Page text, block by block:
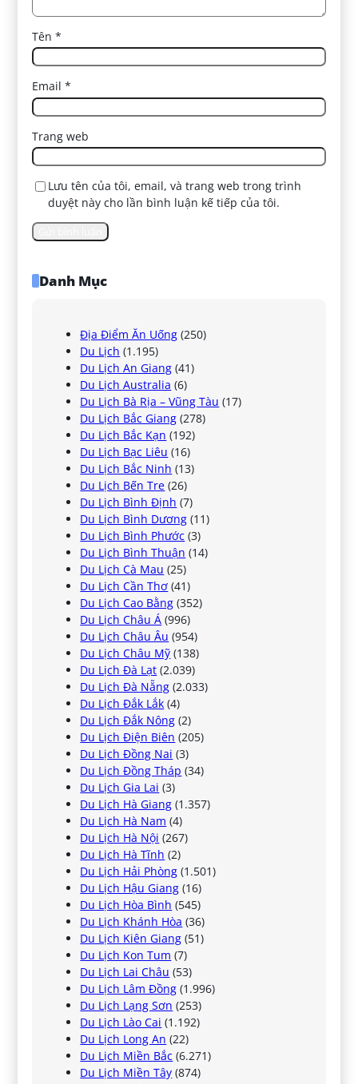
Tên*
Email*
Trang web
Lưu tên của tôi, email, và trang web trong trình
duyệt này cho lần bình luận kế tiếp của tôi.
Danh Mục
Địa Điểm Ăn Uống (250)
Du Lịch (1.195)
Du Lịch An Giang (41)
Du Lịch Australia (6)
Du Lịch Bà Rịa – Vũng Tàu (17)
Du Lịch Bắc Giang (278)
Du Lịch Bắc Kạn (192)
Du Lịch Bạc Liêu (16)
Du Lịch Bắc Ninh (13)
Du Lịch Bến Tre (26)
Du Lịch Bình Định (7)
Du Lịch Bình Dương (11)
Du Lịch Bình Phước (3)
Du Lịch Bình Thuận (14)
Du Lịch Cà Mau (25)
Du Lịch Cần Thơ (41)
Du Lịch Cao Bằng (352)
Du Lịch Châu Á (996)
Du Lịch Châu Âu (954)
Du Lịch Châu Mỹ (138)
Du Lịch Đà Lạt (2.039)
Du Lịch Đà Nẵng (2.033)
Du Lịch Đắk Lắk (4)
Du Lịch Đắk Nông (2)
Du Lịch Điện Biên (205)
Du Lịch Đồng Nai (3)
Du Lịch Đồng Tháp (34)
Du Lịch Gia Lai (3)
Du Lịch Hà Giang (1.357)
Du Lịch Hà Nam (4)
Du Lịch Hà Nội (267)
Du Lịch Hà Tĩnh (2)
Du Lịch Hải Phòng (1.501)
Du Lịch Hậu Giang (16)
Du Lịch Hòa Bình (545)
Du Lịch Khánh Hòa (36)
Du Lịch Kiên Giang (51)
Du Lịch Kon Tum (7)
Du Lịch Lai Châu (53)
Du Lịch Lâm Đồng (1.996)
Du Lịch Lạng Sơn (253)
Du Lịch Lào Cai (1.192)
Du Lịch Long An (22)
Du Lịch Miền Bắc (6.271)
Du Lịch Miền Tây (874)